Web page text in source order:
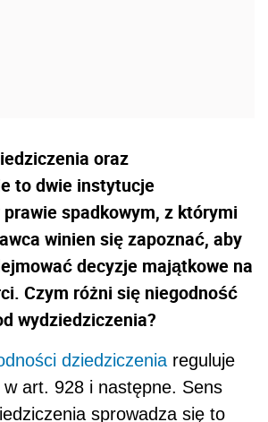
oraz
to dwie instytucje
spadkowym, z którymi
winien się zapoznać, aby
decyzje majątkowe na
Czym różni się niegodność
wydziedziczenia?
dziedziczenia reguluje
w art. 928 i następne. Sens
sprowadza się to